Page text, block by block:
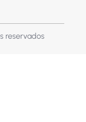
reservados